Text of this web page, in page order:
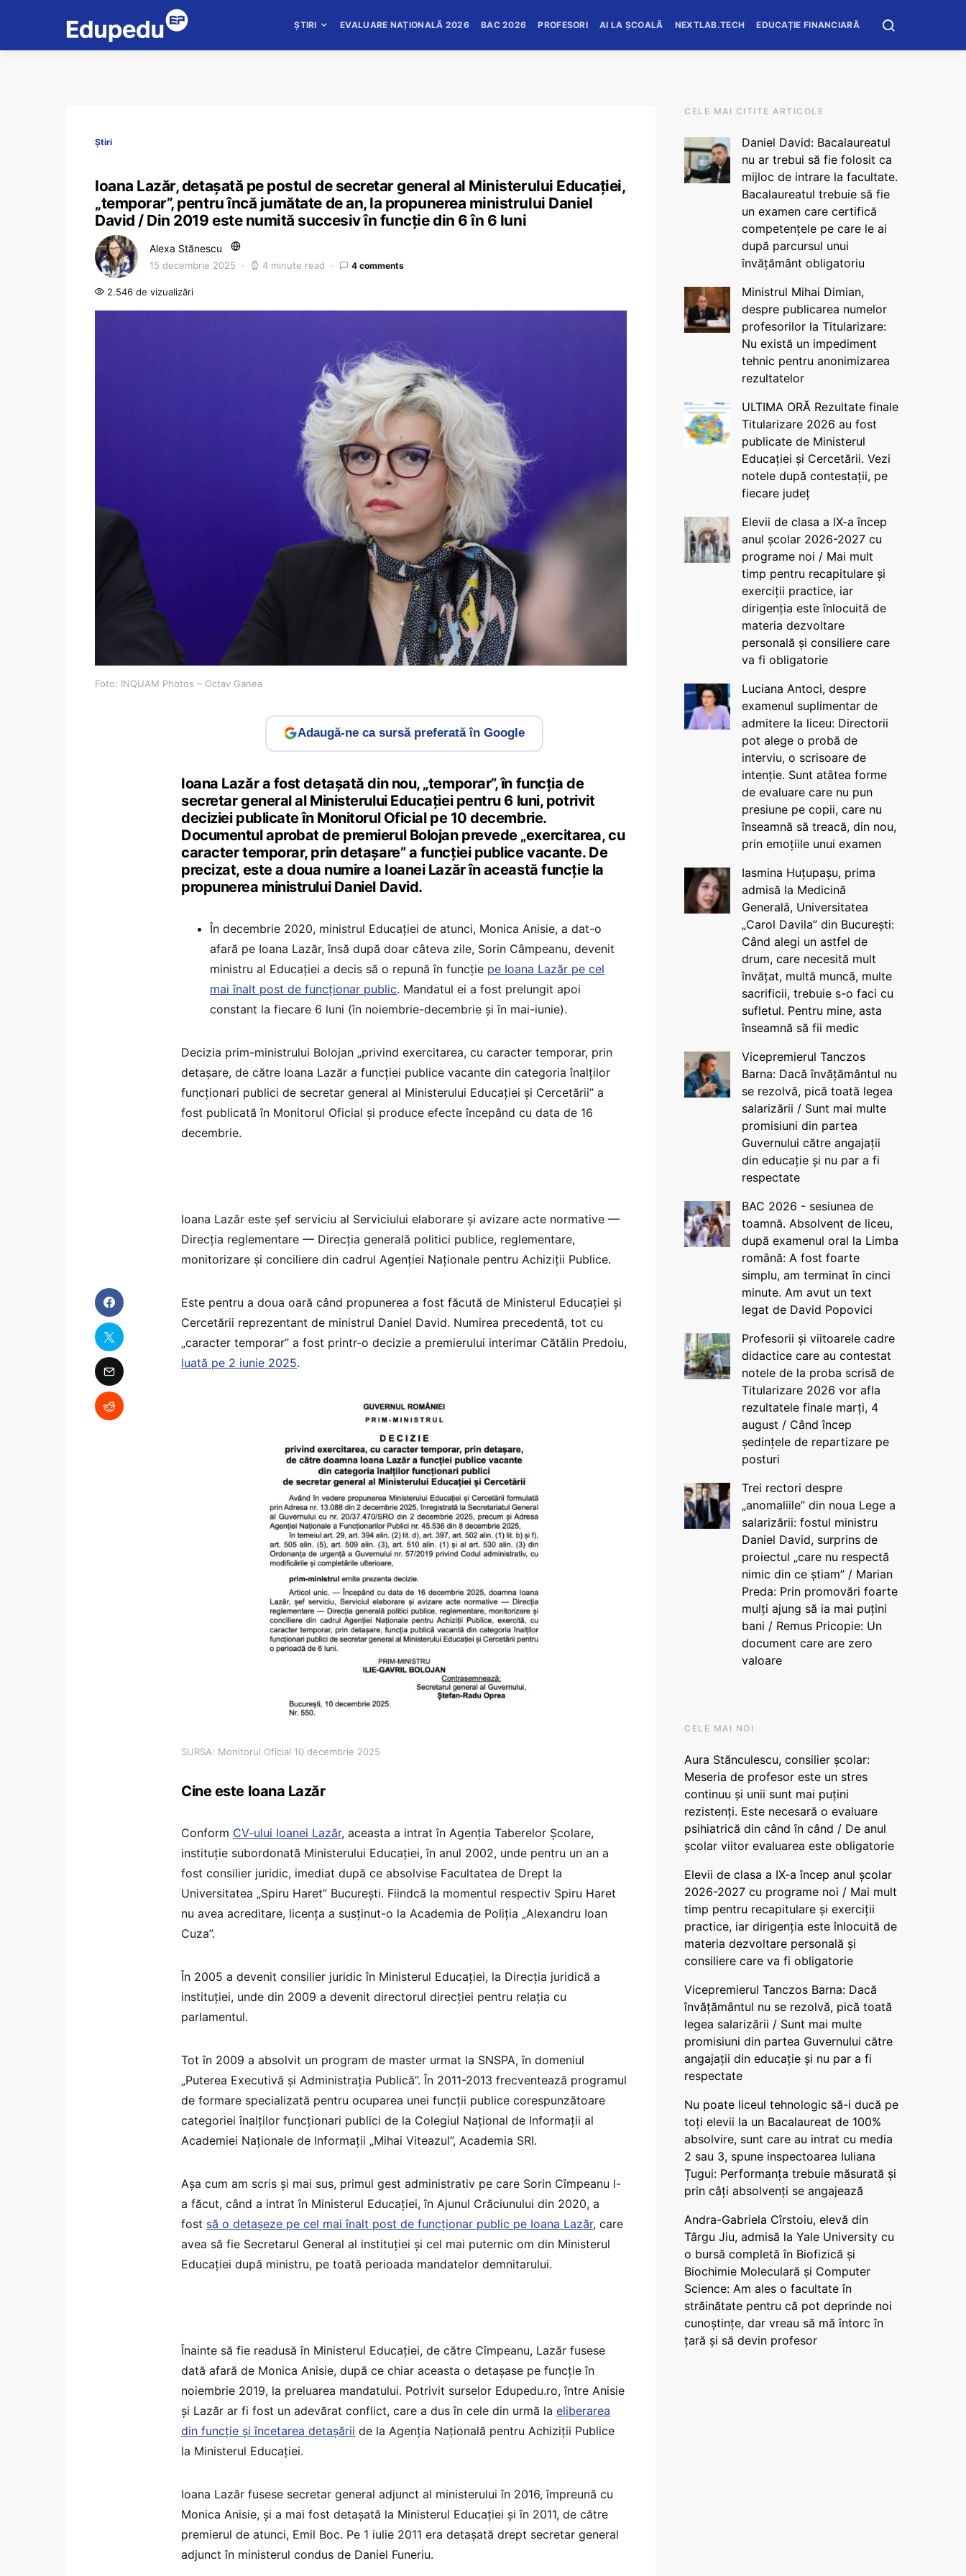
ȘTIRI EVALUARE NAȚIONALĂ 2026 BAC 2026 PROFESORI AI LA ȘCOALĂ NEXTLAB.TECH EDUCAȚIE FINANCIARĂ
Știri
Ioana Lazăr, detașată pe postul de secretar general al Ministerului Educației,
„temporar”, pentru încă jumătate de an, la propunerea ministrului Daniel
David / Din 2019 este numită succesiv în funcție din 6 în 6 luni
Alexa Stănescu
15 decembrie 2025 4 minute read 4 comments
2.546 de vizualizări
Foto: INQUAM Photos – Octav Ganea
Adaugă-ne ca sursă preferată în Google
Ioana Lazăr a fost detașată din nou, „temporar”, în funcția de
secretar general al Ministerului Educației pentru 6 luni, potrivit
deciziei publicate în Monitorul Oficial pe 10 decembrie.
Documentul aprobat de premierul Bolojan prevede „exercitarea, cu
caracter temporar, prin detașare” a funcției publice vacante. De
precizat, este a doua numire a Ioanei Lazăr în această funcție la
propunerea ministrului Daniel David.
În decembrie 2020, ministrul Educației de atunci, Monica Anisie, a dat-o
afară pe Ioana Lazăr, însă după doar câteva zile, Sorin Câmpeanu, devenit
ministru al Educației a decis să o repună în funcție pe Ioana Lazăr pe cel
mai înalt post de funcționar public. Mandatul ei a fost prelungit apoi
constant la fiecare 6 luni (în noiembrie-decembrie și în mai-iunie).
Decizia prim-ministrului Bolojan „privind exercitarea, cu caracter temporar, prin
detașare, de către Ioana Lazăr a funcției publice vacante din categoria înalților
funcționari publici de secretar general al Ministerului Educației și Cercetării” a
fost publicată în Monitorul Oficial și produce efecte începând cu data de 16
decembrie.
Ioana Lazăr este șef serviciu al Serviciului elaborare și avizare acte normative —
Direcția reglementare — Direcția generală politici publice, reglementare,
monitorizare și conciliere din cadrul Agenției Naționale pentru Achiziții Publice.
Este pentru a doua oară când propunerea a fost făcută de Ministerul Educației și
Cercetării reprezentant de ministrul Daniel David. Numirea precedentă, tot cu
„caracter temporar” a fost printr-o decizie a premierului interimar Cătălin Predoiu,
luată pe 2 iunie 2025.
SURSA: Monitorul Oficial 10 decembrie 2025
Cine este Ioana Lazăr
Conform CV-ului Ioanei Lazăr, aceasta a intrat în Agenția Taberelor Școlare,
instituție subordonată Ministerului Educației, în anul 2002, unde pentru un an a
fost consilier juridic, imediat după ce absolvise Facultatea de Drept la
Universitatea „Spiru Haret” București. Fiindcă la momentul respectiv Spiru Haret
nu avea acreditare, licența a susținut-o la Academia de Poliția „Alexandru Ioan
Cuza”.
În 2005 a devenit consilier juridic în Ministerul Educației, la Direcția juridică a
instituției, unde din 2009 a devenit directorul direcției pentru relația cu
parlamentul.
Tot în 2009 a absolvit un program de master urmat la SNSPA, în domeniul
„Puterea Executivă și Administrația Publică”. În 2011-2013 frecventează programul
de formare specializată pentru ocuparea unei funcții publice corespunzătoare
categoriei înalților funcționari publici de la Colegiul Național de Informații al
Academiei Naționale de Informații „Mihai Viteazul”, Academia SRI.
Așa cum am scris și mai sus, primul gest administrativ pe care Sorin Cîmpeanu l-
a făcut, când a intrat în Ministerul Educației, în Ajunul Crăciunului din 2020, a
fost să o detașeze pe cel mai înalt post de funcționar public pe Ioana Lazăr, care
avea să fie Secretarul General al instituției și cel mai puternic om din Ministerul
Educației după ministru, pe toată perioada mandatelor demnitarului.
Înainte să fie readusă în Ministerul Educației, de către Cîmpeanu, Lazăr fusese
dată afară de Monica Anisie, după ce chiar aceasta o detașase pe funcție în
noiembrie 2019, la preluarea mandatului. Potrivit surselor Edupedu.ro, între Anisie
și Lazăr ar fi fost un adevărat conflict, care a dus în cele din urmă la eliberarea
din funcție și încetarea detașării de la Agenția Națională pentru Achiziții Publice
la Ministerul Educației.
Ioana Lazăr fusese secretar general adjunct al ministerului în 2016, împreună cu
Monica Anisie, și a mai fost detașată la Ministerul Educației și în 2011, de către
premierul de atunci, Emil Boc. Pe 1 iulie 2011 era detașată drept secretar general
adjunct în ministerul condus de Daniel Funeriu.
CELE MAI CITITE ARTICOLE
Daniel David: Bacalaureatul
nu ar trebui să fie folosit ca
mijloc de intrare la facultate.
Bacalaureatul trebuie să fie
un examen care certifică
competențele pe care le ai
după parcursul unui
învățământ obligatoriu
Ministrul Mihai Dimian,
despre publicarea numelor
profesorilor la Titularizare:
Nu există un impediment
tehnic pentru anonimizarea
rezultatelor
ULTIMA ORĂ Rezultate finale
Titularizare 2026 au fost
publicate de Ministerul
Educației și Cercetării. Vezi
notele după contestații, pe
fiecare județ
Elevii de clasa a IX-a încep
anul școlar 2026-2027 cu
programe noi / Mai mult
timp pentru recapitulare și
exerciții practice, iar
dirigenția este înlocuită de
materia dezvoltare
personală și consiliere care
va fi obligatorie
Luciana Antoci, despre
examenul suplimentar de
admitere la liceu: Directorii
pot alege o probă de
interviu, o scrisoare de
intenție. Sunt atâtea forme
de evaluare care nu pun
presiune pe copii, care nu
înseamnă să treacă, din nou,
prin emoțiile unui examen
Iasmina Huțupașu, prima
admisă la Medicină
Generală, Universitatea
„Carol Davila” din București:
Când alegi un astfel de
drum, care necesită mult
învățat, multă muncă, multe
sacrificii, trebuie s-o faci cu
sufletul. Pentru mine, asta
înseamnă să fii medic
Vicepremierul Tanczos
Barna: Dacă învățământul nu
se rezolvă, pică toată legea
salarizării / Sunt mai multe
promisiuni din partea
Guvernului către angajații
din educație și nu par a fi
respectate
BAC 2026 - sesiunea de
toamnă. Absolvent de liceu,
după examenul oral la Limba
română: A fost foarte
simplu, am terminat în cinci
minute. Am avut un text
legat de David Popovici
Profesorii și viitoarele cadre
didactice care au contestat
notele de la proba scrisă de
Titularizare 2026 vor afla
rezultatele finale marți, 4
august / Când încep
ședințele de repartizare pe
posturi
Trei rectori despre
„anomaliile” din noua Lege a
salarizării: fostul ministru
Daniel David, surprins de
proiectul „care nu respectă
nimic din ce știam” / Marian
Preda: Prin promovări foarte
mulți ajung să ia mai puțini
bani / Remus Pricopie: Un
document care are zero
valoare
CELE MAI NOI
Aura Stănculescu, consilier școlar:
Meseria de profesor este un stres
continuu și unii sunt mai puțini
rezistenți. Este necesară o evaluare
psihiatrică din când în când / De anul
școlar viitor evaluarea este obligatorie
Elevii de clasa a IX-a încep anul școlar
2026-2027 cu programe noi / Mai mult
timp pentru recapitulare și exerciții
practice, iar dirigenția este înlocuită de
materia dezvoltare personală și
consiliere care va fi obligatorie
Vicepremierul Tanczos Barna: Dacă
învățământul nu se rezolvă, pică toată
legea salarizării / Sunt mai multe
promisiuni din partea Guvernului către
angajații din educație și nu par a fi
respectate
Nu poate liceul tehnologic să-i ducă pe
toți elevii la un Bacalaureat de 100%
absolvire, sunt care au intrat cu media
2 sau 3, spune inspectoarea Iuliana
Țugui: Performanța trebuie măsurată și
prin câți absolvenți se angajează
Andra-Gabriela Cîrstoiu, elevă din
Târgu Jiu, admisă la Yale University cu
o bursă completă în Biofizică și
Biochimie Moleculară și Computer
Science: Am ales o facultate în
străinătate pentru că pot deprinde noi
cunoștințe, dar vreau să mă întorc în
țară și să devin profesor